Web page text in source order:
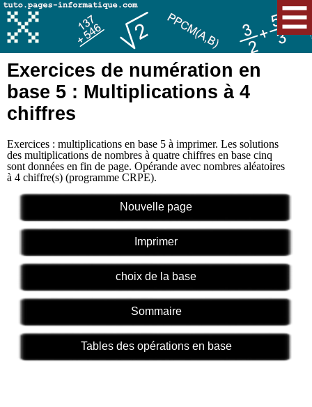
Exercices de numération en
base 5 : Multiplications à 4
chiffres
Exercices : multiplications en base 5 à imprimer. Les solutions
des multiplications de nombres à quatre chiffres en base cinq
sont données en fin de page. Opérande avec nombres aléatoires
à 4 chiffre(s) (programme CRPE).
Nouvelle page
Imprimer
choix de la base
Sommaire
Tables des opérations en base